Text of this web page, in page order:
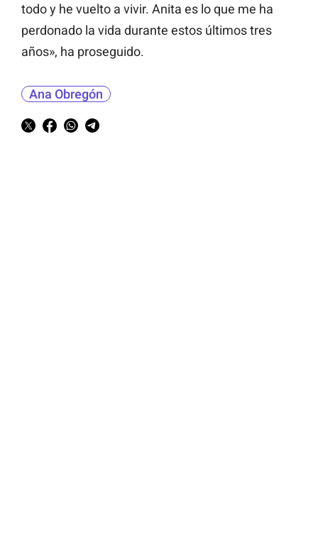
todo y he vuelto a vivir. Anita es lo que me ha
perdonado la vida durante estos últimos tres
años», ha proseguido.
Ana Obregón